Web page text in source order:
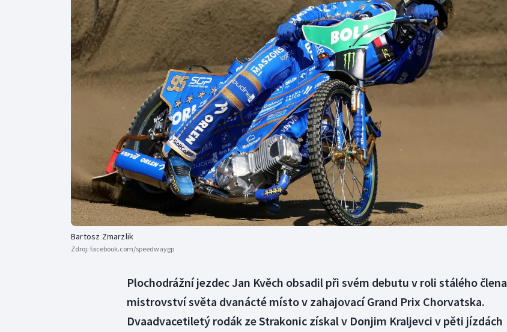
Dostihy
Florbal
Futsal
Golf
Gymnastika
Moderní pětiboj
Motorsport
Olympijské hry
Parasport
Plavání
Plážový volejbal
Triatlon
Veslování
Vodní slalom
Bartosz Zmarzlik
Zdroj: facebook.com/speedwaygp
Plochodrážní jezdec Jan Kvěch obsadil při svém debutu v roli stálého člena
mistrovství světa dvanácté místo v zahajovací Grand Prix Chorvatska.
Dvaadvacetiletý rodák ze Strakonic získal v Donjim Kraljevci v pěti jízdách